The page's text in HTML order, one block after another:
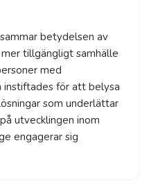
betydelsen av
tillgängligt samhälle
med
instiftades för att belysa
som underlättar
utvecklingen inom
engagerar sig